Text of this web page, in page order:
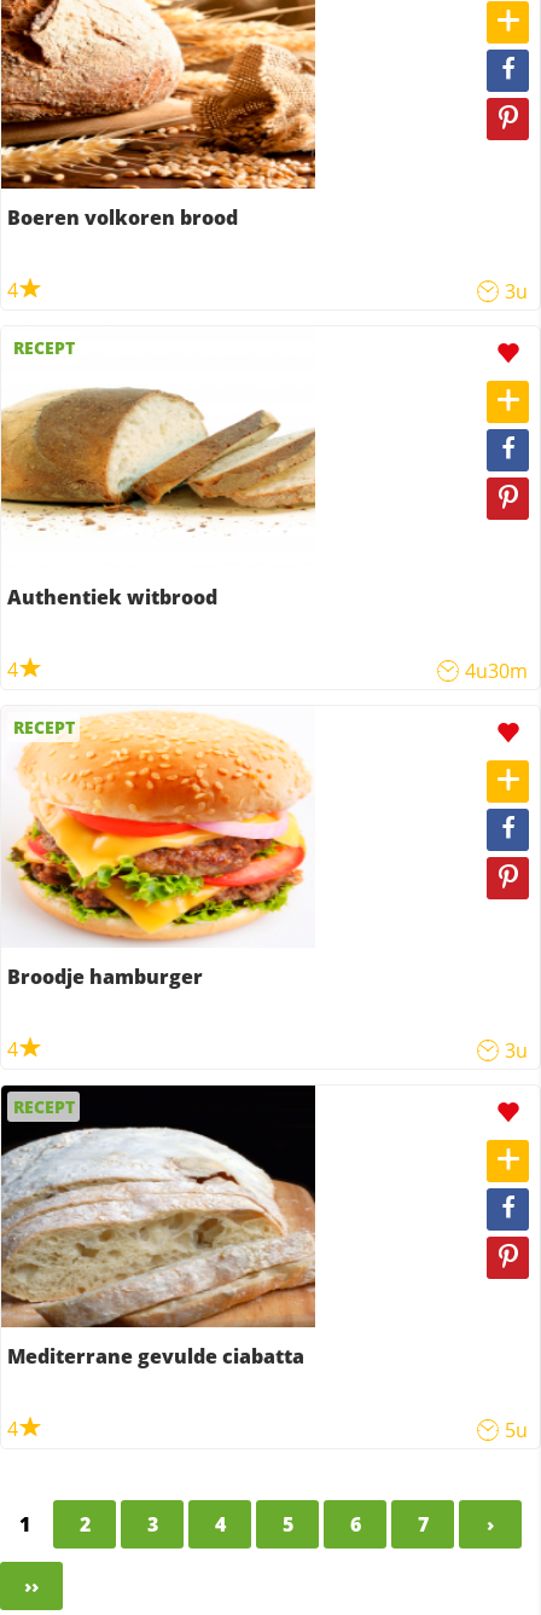
Boeren volkoren brood
4 3u
RECEPT
Authentiek witbrood
4 4u30m
RECEPT
Broodje hamburger
4 3u
RECEPT
Mediterrane gevulde ciabatta
4 5u
1 2 3 4 5 6 7 ›
››